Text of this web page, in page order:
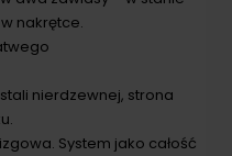
nakrętce.
nierdzewnej, strona
System jako całość